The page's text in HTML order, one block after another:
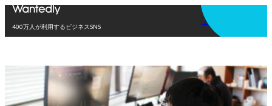
400万人が利用するビジネスSNS
アプリを使う